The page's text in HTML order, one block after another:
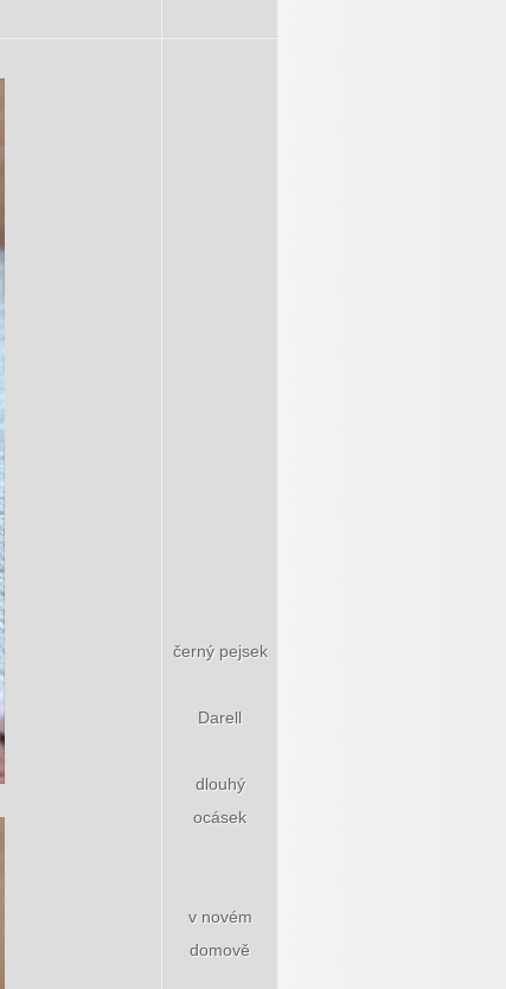
černý pejsek
Darell
dlouhý
ocásek
v novém
domově